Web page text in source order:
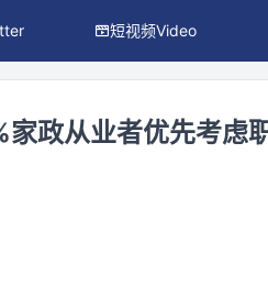
短视频Video
政从业者优先考虑